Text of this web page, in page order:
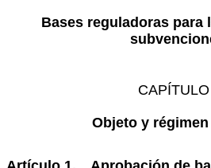
Bases reguladoras para
Objeto y